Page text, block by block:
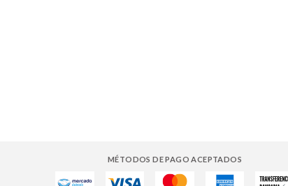
MÉTODOS DE PAGO ACEPTADOS